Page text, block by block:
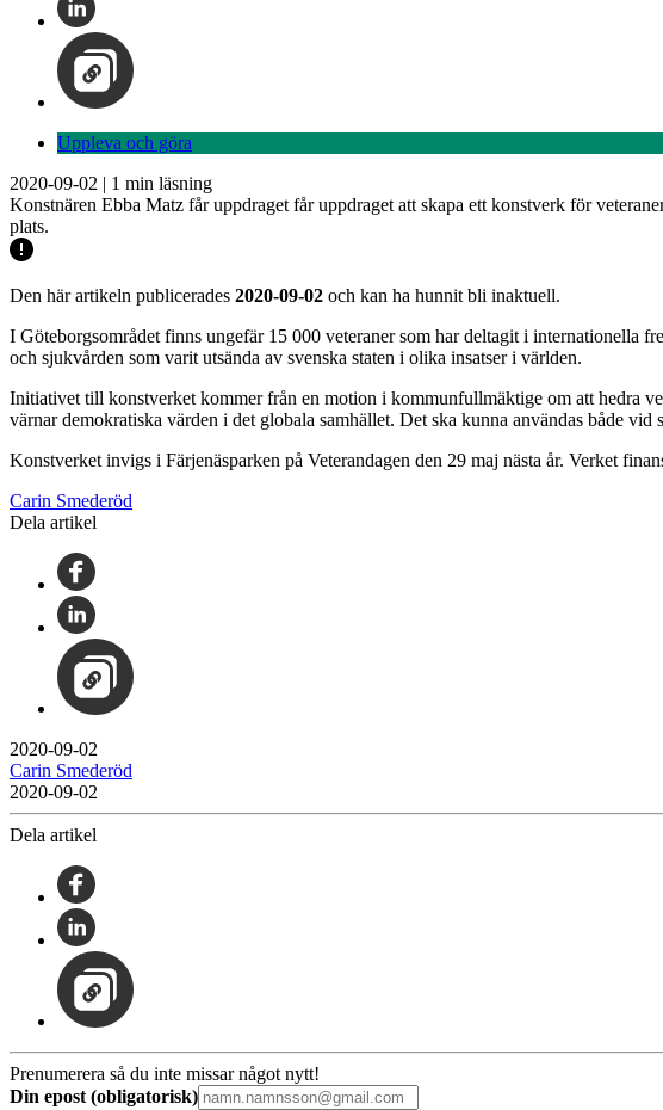
Uppleva och göra
2020-09-02 | 1 min läsning
Konstnären Ebba Matz får uppdraget får uppdraget att skapa ett konstverk för
plats.
Den här artikeln publicerades 2020-09-02 och kan ha hunnit bli inaktuell.
I Göteborgsområdet finns ungefär 15 000 veteraner som har deltagit i internationella
och sjukvården som varit utsända av svenska staten i olika insatser i världen.
Initiativet till konstverket kommer från en motion i kommunfullmäktige om att hedra
värnar demokratiska värden i det globala samhället. Det ska kunna användas både
Konstverket invigs i Färjenäsparken på Veterandagen den 29 maj nästa år. Verket
Carin Smederöd
Dela artikel
2020-09-02
Carin Smederöd
2020-09-02
Dela artikel
Prenumerera så du inte missar något nytt!
Din epost (obligatorisk)